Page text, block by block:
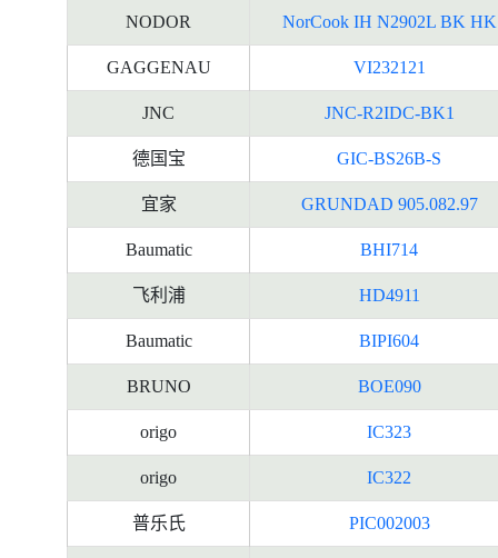
NODOR NorCook IH N2902L BK HK
GAGGENAU VI232121
JNC JNC-R2IDC-BK1
德国宝 GIC-BS26B-S
宜家 GRUNDAD 905.082.97
Baumatic BHI714
飞利浦 HD4911
Baumatic BIPI604
BRUNO BOE090
origo IC323
origo IC322
普乐氏 PIC002003